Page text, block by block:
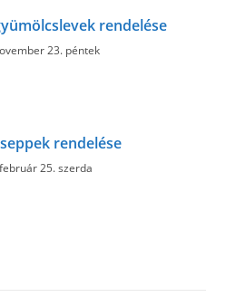
rendelése
23. péntek
rendelése
25. szerda